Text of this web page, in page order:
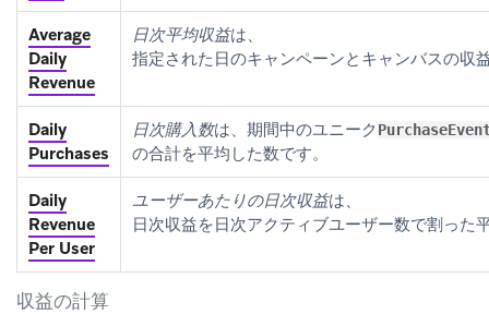
収益の計算
Average
Daily
Revenue
日次平均収益は、
指定された日のキャンペーンとキャンバスの収
Daily
Purchases
日次購入数は、期間中のユニーク
の合計を平均した数です。
Daily
Revenue
Per User
ユーザーあたりの日次収益は、
日次収益を日次アクティブユーザー数で割った